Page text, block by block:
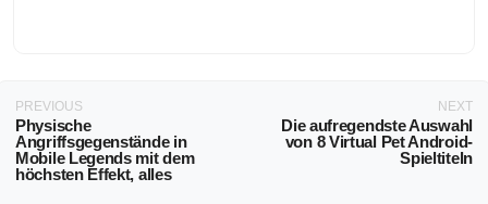
PREVIOUS
Physische
Angriffsgegenstände in
Mobile Legends mit dem
höchsten Effekt, alles
NEXT
Die aufregendste Auswahl
von 8 Virtual Pet Android-
Spieltiteln